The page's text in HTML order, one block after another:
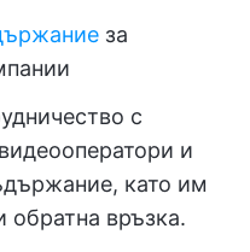
за
с
и
като им
обратна връзка.